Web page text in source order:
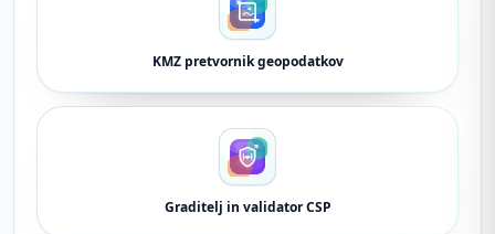
KMZ pretvornik geopodatkov
Graditelj in validator CSP